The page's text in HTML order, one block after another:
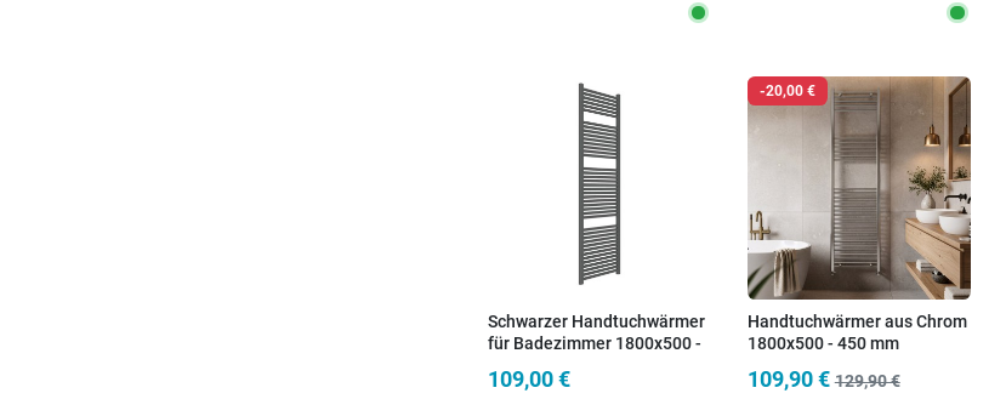
Schwarzer Handtuchwärmer
für Badezimmer 1800x500 -
SARA
109,00 €
-20,00 €
Handtuchwärmer aus Chrom
1800x500 - 450 mm
109,90 € 129,90 €